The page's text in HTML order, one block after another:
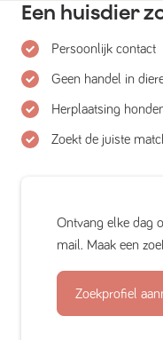
Een huisdier
Persoonlijk contact
Geen handel in
Herplaatsing
Zoekt de juiste
Ontvang elke dag
mail. Maak een
Zoekprofiel